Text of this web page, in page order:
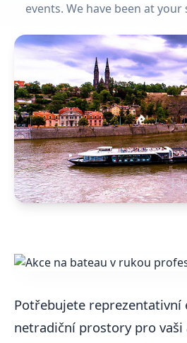
events. We have been at
Potřebujete
netradiční prostory pro vaši